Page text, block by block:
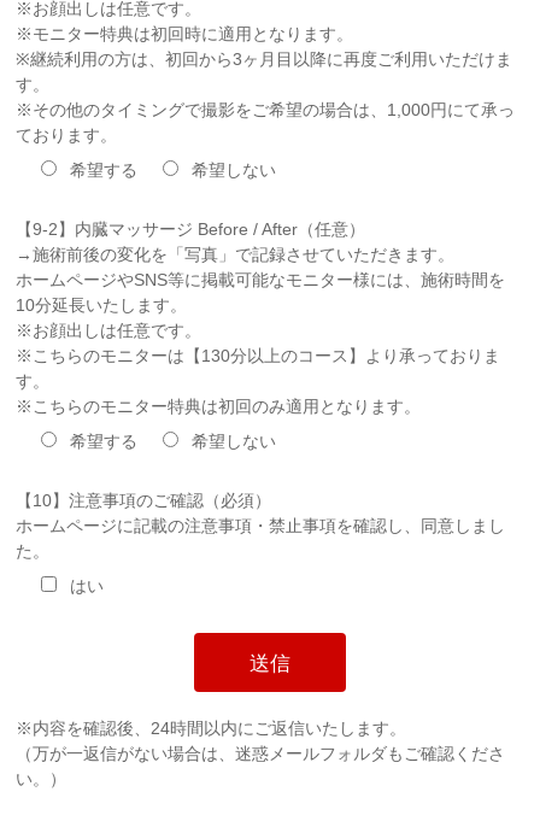
※お顔出しは任意です。
※モニター特典は初回時に適用となります。
※継続利用の方は、初回から3ヶ月目以降に再度ご利用いただけま
す。
※その他のタイミングで撮影をご希望の場合は、1,000円にて承っ
ております。
希望する
希望しない
【9-2】内臓マッサージ Before / After（任意）
→施術前後の変化を「写真」で記録させていただきます。
ホームページやSNS等に掲載可能なモニター様には、施術時間を
10分延長いたします。
※お顔出しは任意です。
※こちらのモニターは【130分以上のコース】より承っておりま
す。
※こちらのモニター特典は初回のみ適用となります。
希望する
希望しない
【10】注意事項のご確認（必須）
ホームページに記載の注意事項・禁止事項を確認し、同意しまし
た。
はい
※内容を確認後、24時間以内にご返信いたします。
（万が一返信がない場合は、迷惑メールフォルダもご確認くださ
い。）